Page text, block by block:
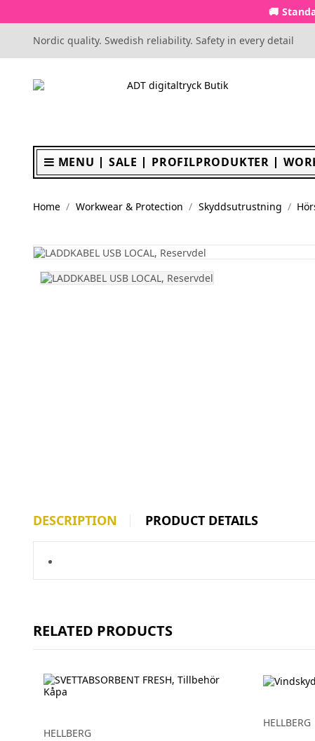
🚚
Nordic quality. Swedish reliability. Safety in every detail
MENU SALE PROFILPRODUKTER
Home Workwear & Protection Skyddsutrustning
DESCRIPTION PRODUCT DETAILS
RELATED PRODUCTS
HELLBERG
HELLBERG